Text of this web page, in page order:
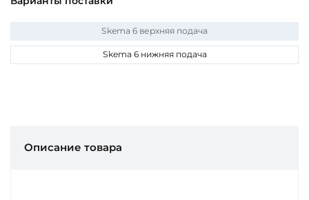
Skema 6 верхняя подача
Skema 6 нижняя подача
Описание товара